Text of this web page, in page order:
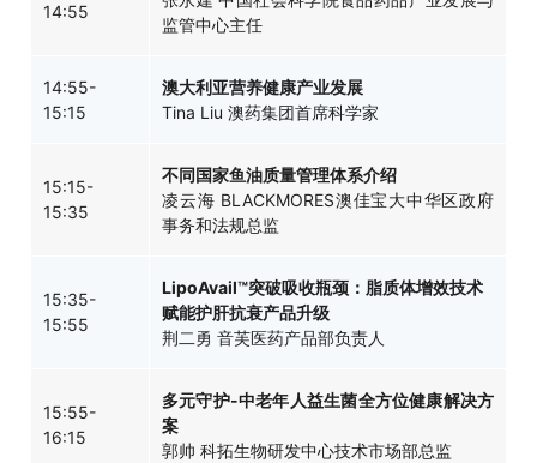
14:55
监管中心主任
14:55-
15:15
澳大利亚营养健康产业发展
Tina Liu 澳药集团首席科学家
15:15-
15:35
不同国家鱼油质量管理体系介绍
凌云海 BLACKMORES澳佳宝大中华区政府
事务和法规总监
15:35-
15:55
LipoAvail™突破吸收瓶颈：脂质体增效技术
赋能护肝抗衰产品升级
荆二勇 音芙医药产品部负责人
15:55-
16:15
多元守护-中老年人益生菌全方位健康解决方
案
郭帅 科拓生物研发中心技术市场部总监